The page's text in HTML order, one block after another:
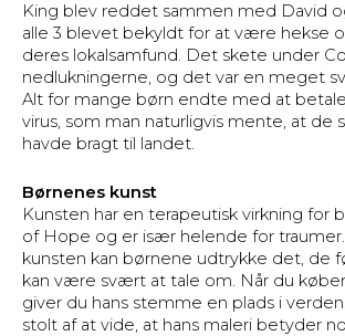
King blev reddet sammen med David
alle 3 blevet bekyldt for at være hekse
deres lokalsamfund. Det skete under
nedlukningerne, og det var en meget
Alt for mange børn endte med at
virus, som man naturligvis mente, at de
havde bragt til landet.
Børnenes kunst
Kunsten har en terapeutisk virkning for
of Hope og er især helende for
kunsten kan børnene udtrykke det, de
kan være svært at tale om. Når du køber
giver du hans stemme en plads i
stolt af at vide, at hans maleri betyder